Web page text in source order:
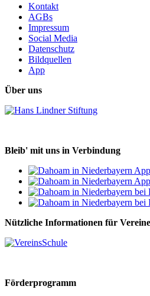
Kontakt
AGBs
Impressum
Social Media
Datenschutz
Bildquellen
App
Über uns
Bleib' mit uns in Verbindung
Nützliche Informationen für Vereine
Förderprogramm